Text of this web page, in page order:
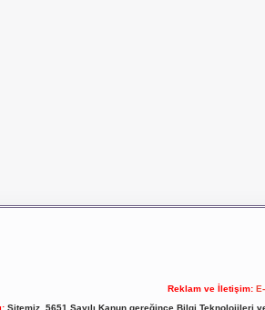
Reklam ve İletişim:
Sitemiz, 5651 Sayılı Kanun gereğince Bilgi Teknolojileri